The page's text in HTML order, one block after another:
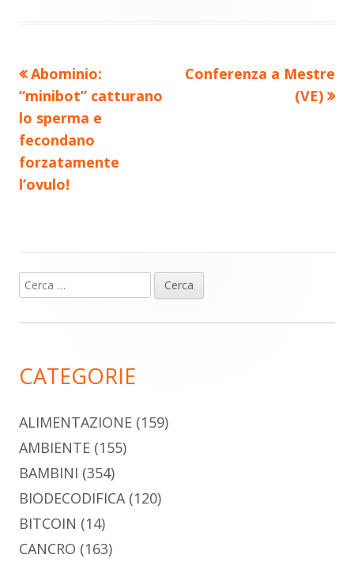
Navigazione
articoli
Precedente
articolo:
Abominio:
“minibot” catturano
lo sperma e
fecondano
forzatamente
l’ovulo!
Nuovo
Conferenza a Mestre
(VE)
Barra
laterale
Ricerca
per:
CATEGORIE
ALIMENTAZIONE (159)
AMBIENTE (155)
BAMBINI (354)
BIODECODIFICA(120)
BITCOIN (14)
CANCRO (163)